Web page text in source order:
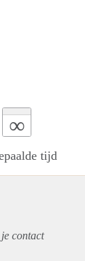
∞
tijd
contact